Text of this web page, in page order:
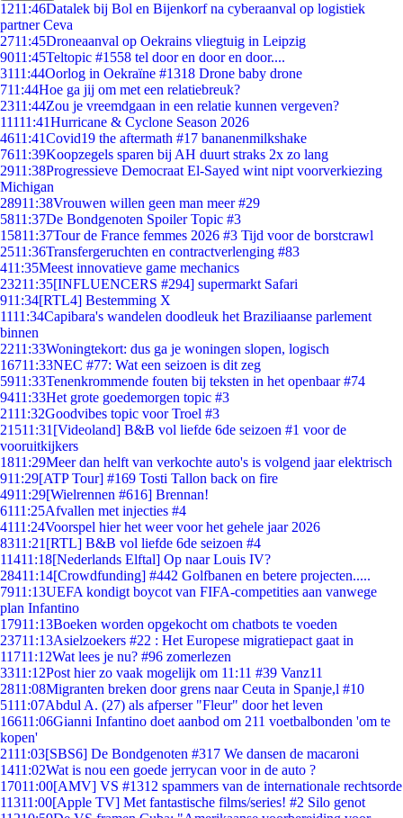
1211:46Datalek bij Bol en Bijenkorf na cyberaanval op logistiek
partner Ceva
2711:45Droneaanval op Oekrains vliegtuig in Leipzig
9011:45Teltopic #1558 tel door en door en door....
3111:44Oorlog in Oekraïne #1318 Drone baby drone
711:44Hoe ga jij om met een relatiebreuk?
2311:44Zou je vreemdgaan in een relatie kunnen vergeven?
11111:41Hurricane & Cyclone Season 2026
4611:41Covid19 the aftermath #17 bananenmilkshake
7611:39Koopzegels sparen bij AH duurt straks 2x zo lang
2911:38Progressieve Democraat El-Sayed wint nipt voorverkiezing
Michigan
28911:38Vrouwen willen geen man meer #29
5811:37De Bondgenoten Spoiler Topic #3
15811:37Tour de France femmes 2026 #3 Tijd voor de borstcrawl
2511:36Transfergeruchten en contractverlenging #83
411:35Meest innovatieve game mechanics
23211:35[INFLUENCERS #294] supermarkt Safari
911:34[RTL4] Bestemming X
1111:34Capibara's wandelen doodleuk het Braziliaanse parlement
binnen
2211:33Woningtekort: dus ga je woningen slopen, logisch
16711:33NEC #77: Wat een seizoen is dit zeg
5911:33Tenenkrommende fouten bij teksten in het openbaar #74
9411:33Het grote goedemorgen topic #3
2111:32Goodvibes topic voor Troel #3
21511:31 [Videoland] B&B vol liefde 6de seizoen #1 voor de
vooruitkijkers
1811:29Meer dan helft van verkochte auto's is volgend jaar elektrisch
911:29[ATP Tour] #169 Tosti Tallon back on fire
4911:29[Wielrennen #616] Brennan!
6111:25Afvallen met injecties #4
4111:24Voorspel hier het weer voor het gehele jaar 2026
8311:21 [RTL] B&B vol liefde 6de seizoen #4
11411:18[Nederlands Elftal] Op naar Louis IV?
28411:14[Crowdfunding] #442 Golfbanen en betere projecten.....
7911:13UEFA kondigt boycot van FIFA-competities aan vanwege
plan Infantino
17911:13Boeken worden opgekocht om chatbots te voeden
23711:13Asielzoekers #22 : Het Europese migratiepact gaat in
11711:12Wat lees je nu? #96 zomerlezen
3311:12Post hier zo vaak mogelijk om 11:11 #39 Vanz11
2811:08Migranten breken door grens naar Ceuta in Spanje,l #10
5111:07Abdul A. (27) als afperser "Fleur" door het leven
16611:06Gianni Infantino doet aanbod om 211 voetbalbonden 'om te
kopen'
2111:03[SBS6] De Bondgenoten #317 We dansen de macaroni
1411:02Wat is nou een goede jerrycan voor in de auto ?
17011:00[AMV] VS #1312 spammers van de internationale rechtsorde
11311:00[Apple TV] Met fantastische films/series! #2 Silo genot